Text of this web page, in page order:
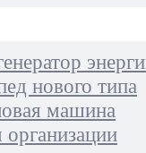
нового типа
машина